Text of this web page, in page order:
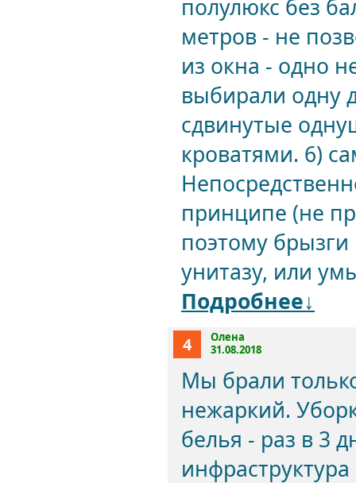
полулюкс без
метров - не
из окна - одно
выбирали одну
сдвинутые
кроватями. 6)
принципе (не
поэтому брызги
унитазу, или
Подробнее↓
4
Олена
31.08.2018
Мы брали
нежаркий.
белья - раз в 3